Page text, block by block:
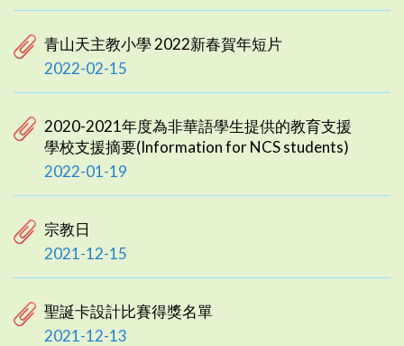
青山天主教小學 2022新春賀年短片
2022-02-15
2020-2021年度為非華語學生提供的教育支援
學校支援摘要(Information for NCS students)
2022-01-19
宗教日
2021-12-15
聖誕卡設計比賽得獎名單
2021-12-13